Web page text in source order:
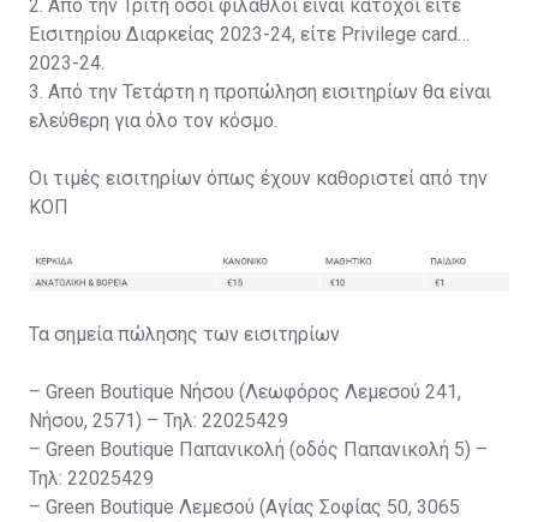
2. Από την Τρίτη όσοι φίλαθλοι είναι κάτοχοι είτε
Εισιτηρίου Διαρκείας 2023-24, είτε Privilege card
2023-24.
3. Από την Τετάρτη η προπώληση εισιτηρίων θα είναι
ελεύθερη για όλο τον κόσμο.
Οι τιμές εισιτηρίων όπως έχουν καθοριστεί από την
ΚΟΠ
Τα σημεία πώλησης των εισιτηρίων
– Green Boutique Νήσου (Λεωφόρος Λεμεσού 241,
Νήσου, 2571) – Τηλ: 22025429
– Green Boutique Παπανικολή (οδός Παπανικολή 5) –
Τηλ: 22025429
– Green Boutique Λεμεσού (Αγίας Σοφίας 50, 3065